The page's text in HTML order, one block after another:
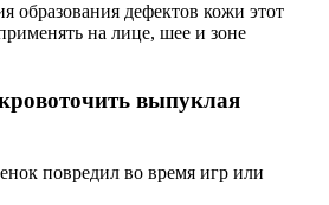
образования дефектов кожи этот
на лице, шее и зоне
выпуклая
повредил во время игр или